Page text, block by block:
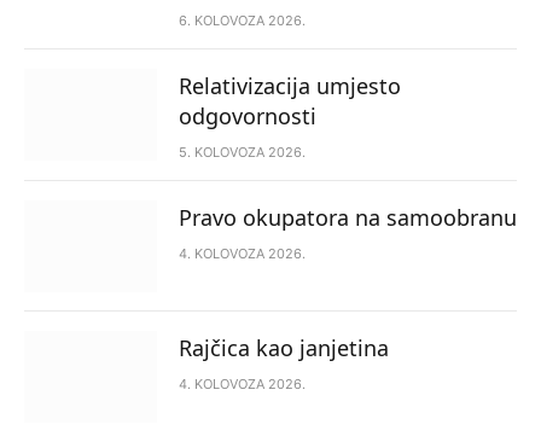
6. KOLOVOZA 2026.
Relativizacija umjesto
odgovornosti
5. KOLOVOZA 2026.
Pravo okupatora na samoobranu
4. KOLOVOZA 2026.
Rajčica kao janjetina
4. KOLOVOZA 2026.